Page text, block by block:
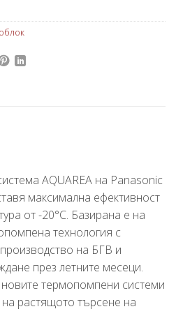
AQUAREA на Panasonic
максимална ефективност
от -20°C. Базирана е на
технология с
на БГВ и
през летните месеци.
термопомпени системи
растящото търсене на